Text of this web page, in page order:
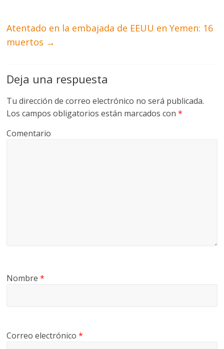
Atentado en la embajada de EEUU en Yemen: 16
muertos →
Deja una respuesta
Tu dirección de correo electrónico no será publicada.
Los campos obligatorios están marcados con*
Comentario
Nombre*
Correo electrónico*